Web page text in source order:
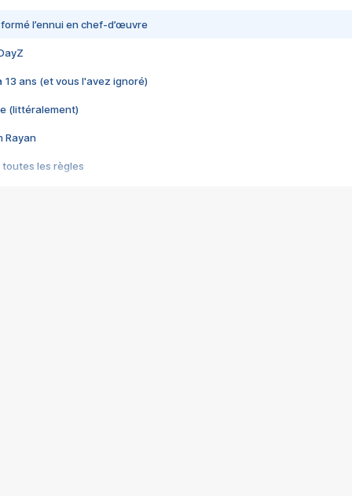
l’ennui en chef-d’œuvre
13 ans (et vous l'avez ignoré)
(littéralement)
Rayan
toutes les règles